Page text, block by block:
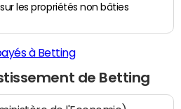
les propriétés non bâties
à Betting
de Betting